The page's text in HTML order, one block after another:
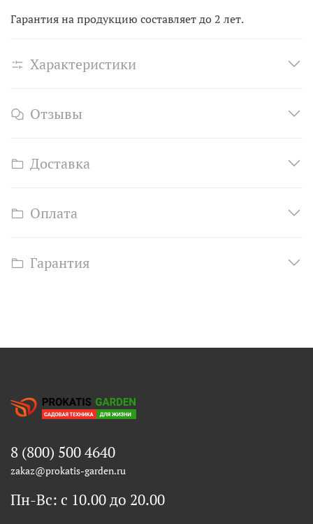
Гарантия на продукцию составляет до 2 лет.
Характеристики
Отзывы
Доставка
Оплата
Гарантия
8 (800) 500 4640
zakaz@prokatis-garden.ru
Пн-Вс: с 10.00 до 20.00